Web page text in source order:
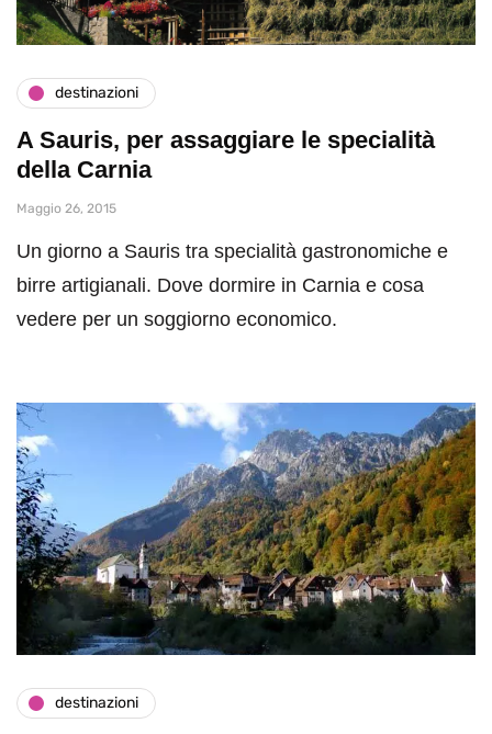
destinazioni
A Sauris, per assaggiare le specialità
della Carnia
Maggio 26, 2015
Un giorno a Sauris tra specialità gastronomiche e
birre artigianali. Dove dormire in Carnia e cosa
vedere per un soggiorno economico.
destinazioni